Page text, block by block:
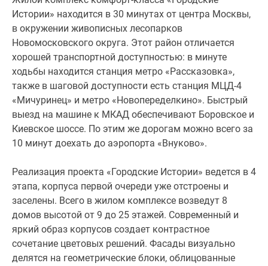
Истории» находится в 30 минутах от центра Москвы,
в окружении живописных лесопарков
Новомосковского округа. Этот район отличается
хорошей транспортной доступностью: в минуте
ходьбы находится станция метро «Рассказовка»,
также в шаговой доступности есть станция МЦД-4
«Мичуринец» и метро «Новопеределкино». Быстрый
выезд на машине к МКАД обеспечивают Боровское и
Киевское шоссе. По этим же дорогам можно всего за
10 минут доехать до аэропорта «Внуково».
Реализация проекта «Городские Истории» ведется в 4
этапа, корпуса первой очереди уже отстроены и
заселены. Всего в жилом комплексе возведут 8
домов высотой от 9 до 25 этажей. Современный и
яркий образ корпусов создает контрастное
сочетание цветовых решений. Фасады визуально
делятся на геометрические блоки, облицованные